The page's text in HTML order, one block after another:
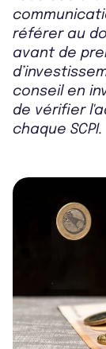
référer au
avant de
conseil en
de vérifier
chaque SCPI.